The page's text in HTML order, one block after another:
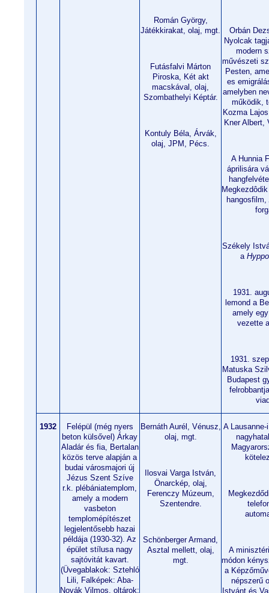
Román György,
Játékkirakat, olaj, mgt.
Futásfalvi Márton
Piroska, Két akt
macskával, olaj,
Szombathelyi Képtár.
Kontuly Béla, Árvák,
olaj, JPM, Pécs.
Orbán
Nyolcak
modern
művészeti
Pesten,
es
amelyben
működik,
Kozma
Kner Albert,
A Hunnia
áprilisára
hangosfilm,
Székely
a
1931.
lemond a
amely
vezette
1931.
Matuska
Budapest
1932
Felépül (még nyers
beton külsővel) Árkay
Aladár és fia, Bertalan
közös terve alapján a
budai városmajori új
Jézus Szent Szíve
r.k. plébániatemplom,
amely a modern
vasbeton
templomépítészet
legjelentősebb hazai
példája (1930-32). Az
épület stílusa nagy
sajtóvitát kavart.
(Üvegablakok: Sztehló
Lili, Falképek: Aba-
Novák Vilmos, oltárok:
Bernáth Aurél, Vénusz,
olaj, mgt.
Ilosvai Varga István,
Önarckép, olaj,
Ferenczy Múzeum,
Szentendre.
Schönberger Armand,
Asztal mellett, olaj,
mgt.
A
A
módon
a
népszerű
Istvánt és